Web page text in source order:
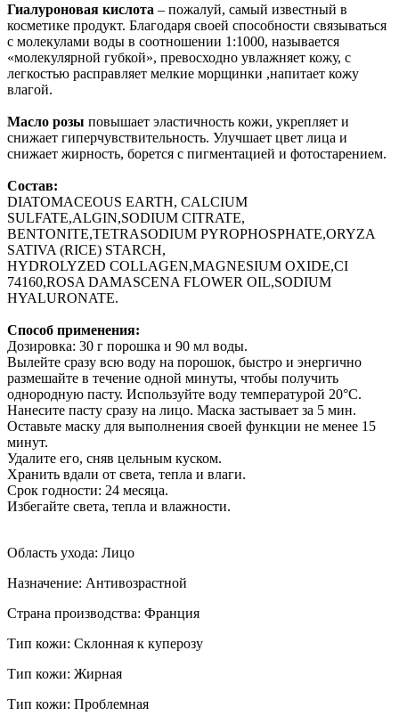
Гиалуроновая кислота – пожалуй, самый известный в
косметике продукт. Благодаря своей способности связываться
с молекулами воды в соотношении 1:1000, называется
«молекулярной губкой», превосходно увлажняет кожу, с
легкостью расправляет мелкие морщинки ,напитает кожу
влагой.
Масло розы повышает эластичность кожи, укрепляет и
снижает гиперчувствительность. Улучшает цвет лица и
снижает жирность, борется с пигментацией и фотостарением.
Cостав:
DIATOMACEOUS EARTH, CALCIUM
SULFATE,ALGIN,SODIUM CITRATE,
BENTONITE,TETRASODIUM PYROPHOSPHATE,ORYZA
SATIVA (RICE) STARCH,
HYDROLYZED COLLAGEN,MAGNESIUM OXIDE,CI
74160,ROSA DAMASCENA FLOWER OIL,SODIUM
HYALURONATE.
Способ применения:
Дозировка: 30 г порошка и 90 мл воды.
Вылейте сразу всю воду на порошок, быстро и энергично
размешайте в течение одной минуты, чтобы получить
однородную пасту. Используйте воду температурой 20°C.
Нанесите пасту сразу на лицо. Маска застывает за 5 мин.
Оставьте маску для выполнения своей функции не менее 15
минут.
Удалите его, сняв цельным куском.
Хранить вдали от света, тепла и влаги.
Срок годности: 24 месяца.
Избегайте света, тепла и влажности.
Область ухода: Лицо
Назначение: Антивозрастной
Страна производства: Франция
Тип кожи: Склонная к куперозу
Тип кожи: Жирная
Тип кожи: Проблемная